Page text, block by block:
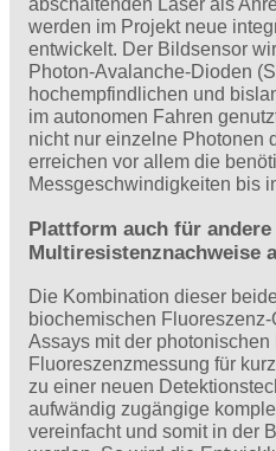
abschaltenden Laser als
werden im Projekt neue
entwickelt. Der Bildsensor
Photon-Avalan­che-Dioden
hochempfindlichen und
im autonomen Fahren
nicht nur einzelne Photonen
erreichen vor allem die
Messgeschwindigkeiten bis
Plattform auch für andere
Multiresistenznachweise
Die Kombination dieser
biochemischen
Assays mit der
Fluoreszenzmessung für
zu einer neuen
aufwändig zugängige
vereinfacht und somit in der